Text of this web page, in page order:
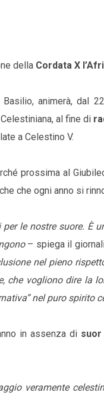
della Cordata X
animerà, dal
al fine di
a Celestino V.
prossima al
che ogni anno si
le nostre suore. È
– spiega il
nel pieno
che vogliono dire la
nel puro spirito
in assenza di suor
veramente